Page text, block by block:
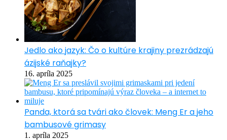
Jedlo ako jazyk: Čo o kultúre krajiny prezrádzajú
ázijské raňajky?
16. apríla 2025
Panda, ktorá sa tvári ako človek: Meng Er a jeho
bambusové grimasy
1. apríla 2025